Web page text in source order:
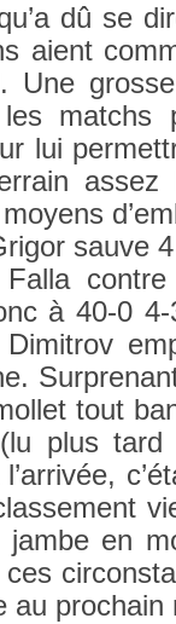
dû se
aient
Une
les matchs
lui
assez
sauve
Falla
à 40-0
tout
plus
jambe en
au pro­chain